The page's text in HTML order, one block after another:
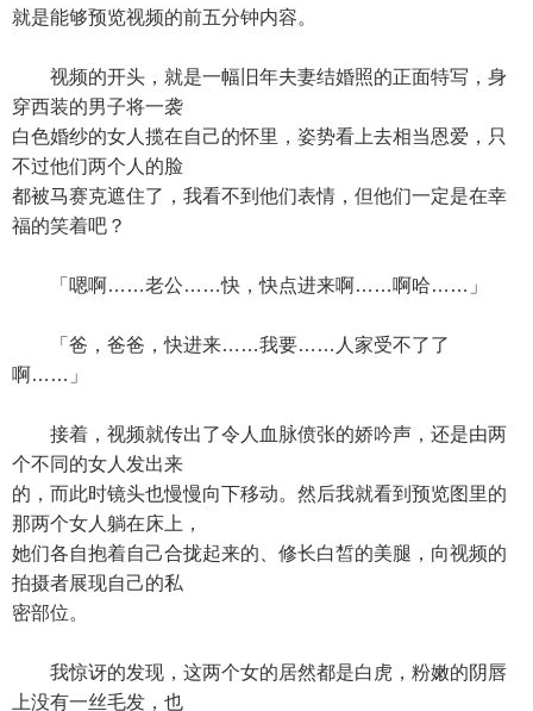
就是能够预览视频的前五分钟内容。
视频的开头，就是一幅旧年夫妻结婚照的正面特写，身
穿西装的男子将一袭
白色婚纱的女人揽在自己的怀里，姿势看上去相当恩爱，只
不过他们两个人的脸
都被马赛克遮住了，我看不到他们表情，但他们一定是在幸
福的笑着吧？
「嗯啊……老公……快，快点进来啊……啊哈……」
「爸，爸爸，快进来……我要……人家受不了了
啊……」
接着，视频就传出了令人血脉偾张的娇吟声，还是由两
个不同的女人发出来
的，而此时镜头也慢慢向下移动。然后我就看到预览图里的
那两个女人躺在床上，
她们各自抱着自己合拢起来的、修长白皙的美腿，向视频的
拍摄者展现自己的私
密部位。
我惊讶的发现，这两个女的居然都是白虎，粉嫩的阴唇
上没有一丝毛发，也